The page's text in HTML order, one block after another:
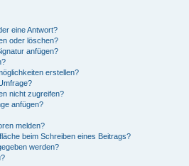
eine Antwort?
oder löschen?
anfügen?
erstellen?
nicht zugreifen?
anfügen?
melden?
beim Schreiben eines Beitrags?
werden?